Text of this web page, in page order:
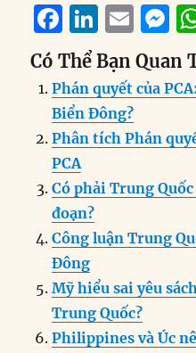
F
a
c
e
b
o
o
k
Li
n
k
e
d
n
E
m
ai
l
e
e
n
Có Thể Bạn Quan
Phán quyết của
Biển Đông?
Phân tích Phán
PCA
Có phải Trung
đoạn?
Công luận Trung
Đông
Mỹ hiểu sai yêu
Trung Quốc?
Philippines và Úc